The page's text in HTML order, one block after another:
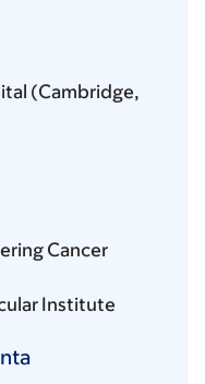
(Cambridge,
Cancer
Institute